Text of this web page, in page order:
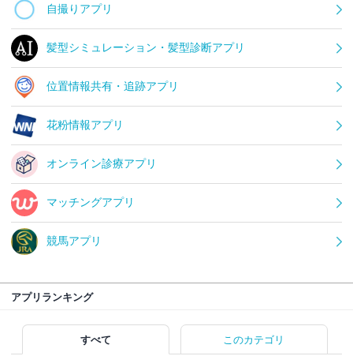
自撮りアプリ
髪型シミュレーション・髪型診断アプリ
位置情報共有・追跡アプリ
花粉情報アプリ
オンライン診療アプリ
マッチングアプリ
競馬アプリ
アプリランキング
すべて このカテゴリ